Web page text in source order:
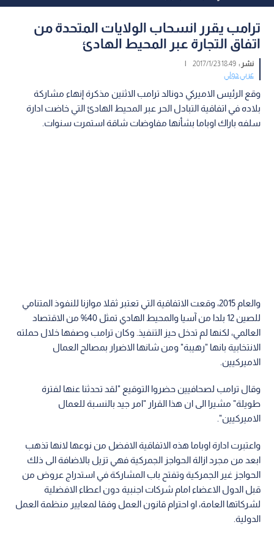
ترامب يقرر انسحاب الولايات المتحدة من
اتفاق التجارة عبر المحيط الهادئ
نشر :18:49 2017/1/23
|
عربي دولي
وقع الرئيس الاميركي دونالد ترامب الاثنين مذكرة إنهاء مشاركة
بلاده في اتفاقية التبادل الحر عبر المحيط الهادئ التي خاضت ادارة
سلفه باراك اوباما بشأنها مفاوضات شاقة استمرت سنوات.
والعام 2015، وقعت الاتفاقية التي تعتبر ثقلا موازنا للنفوذ المتنامي
للصين 12 بلدا من آسيا والمحيط الهادي تمثل 40% من الاقتصاد
العالمي، لكنها لم تدخل حيز التنفيذ. وكان ترامب وصفها خلال حملته
الانتخابية بانها "رهيبة" ومن شانها الاضرار بمصالح العمال
الاميركيين.
وقال ترامب لصحافيين حضروا التوقيع "لقد تحدثنا عنها لفترة
طويلة" مشيرا الى ان هذا القرار "امر جيد بالنسبة للعمال
الاميركيين".
واعتبرت ادارة اوباما هذه الاتفاقية الافضل من نوعها لانها تذهب
ابعد من مجرد ازالة الحواجز الجمركية فهي تزيل بالاضافة الى ذلك
الحواجز غير الجمركية وتفتح باب المشاركة في استدراج عروض من
قبل الدول الاعضاء امام شركات اجنبية دون اعطاء الافضلية
لشركاتها العامة، او احترام قانون العمل وفقا لمعايير منظمة العمل
الدولية.